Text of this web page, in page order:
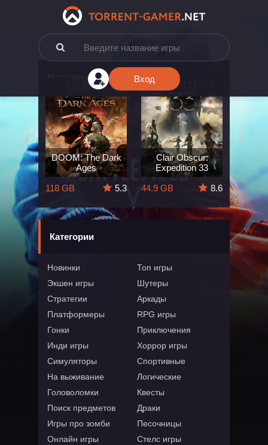
Вход
The
5.7
DOOM: The Dark
Ages
118 GB
5.3
Clair Obscur:
Expedition 33
44.9 GB
8.6
164 GB
Категории
Новинки
Топ игры
Экшен игры
Шутеры
Стратегии
Аркады
Платформеры
RPG игры
Гонки
Приключения
Инди игры
Хоррор игры
Симуляторы
Спортивные
На выживание
Логические
Головоломки
Квесты
Поиск предметов
Драки
Игры про зомби
Песочницы
Онлайн игры
Стелс игры